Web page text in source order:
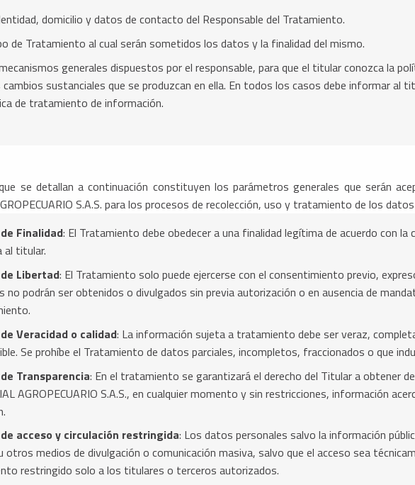
domicilio y datos de contacto del Responsable del Tratamiento.
de Tratamiento al cual serán sometidos los datos y la finalidad del mismo.
generales dispuestos por el responsable, para que el titular conozca la
sustanciales que se produzcan en ella. En todos los casos debe informar al
de tratamiento de información.
se detallan a continuación constituyen los parámetros generales que serán
S.A.S. para los procesos de recolección, uso y tratamiento de los
Finalidad: El Tratamiento debe obedecer a una finalidad legítima de acuerdo con
al titular.
Libertad: El Tratamiento solo puede ejercerse con el consentimiento previo,
no podrán ser obtenidos o divulgados sin previa autorización o en ausencia de
Veracidad o calidad: La información sujeta a tratamiento debe ser veraz,
Se prohíbe el Tratamiento de datos parciales, incompletos, fraccionados o que
Transparencia: En el tratamiento se garantizará el derecho del Titular a obtener de
AGROPECUARIO S.A.S., en cualquier momento y sin restricciones, información
acceso y circulación restringida: Los datos personales salvo la información
otros medios de divulgación o comunicación masiva, salvo que el acceso sea
restringido solo a los titulares o terceros autorizados.